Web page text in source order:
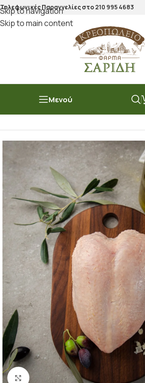
Skip to navigation
Skip to main content
Τηλεφωνικές Παραγγελίες στο210 995 4683
Μενού
Κλικ για μεγέθυνση